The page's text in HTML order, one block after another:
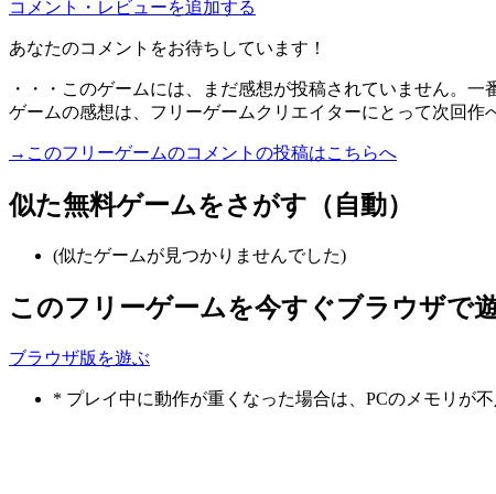
コメント・レビューを追加する
あなたのコメントをお待ちしています！
・・・このゲームには、まだ感想が投稿されていません。一
ゲームの感想は、フリーゲームクリエイターにとって次回作
→このフリーゲームのコメントの投稿はこちらへ
似た無料ゲームをさがす（自動）
(似たゲームが見つかりませんでした)
このフリーゲームを今すぐブラウザで
ブラウザ版を遊ぶ
* プレイ中に動作が重くなった場合は、PCのメモリが